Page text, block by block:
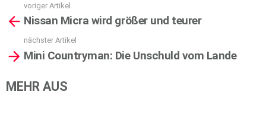
more
voriger Artikel
Nissan Micra wird größer und teurer
nächster Artikel
Mini Countryman: Die Unschuld vom Lande
MEHR AUS